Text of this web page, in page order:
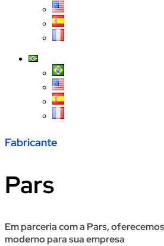
Fabricante
Pars
Em parceria com a Pars,
moderno para sua empresa